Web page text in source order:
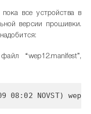
все устройства в
версии прошивки.
“wep12.manifest”,
08:02 NOVST)